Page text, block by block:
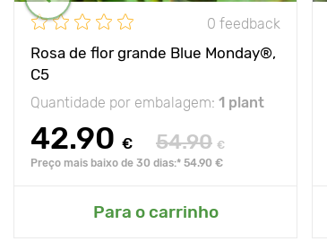
0 feedback
Rosa de flor grande Blue Monday®,
C5
Quantidade por embalagem: 1 plant
42.90 € 54.90 €
Preço mais baixo de 30 dias:* 54.90 €
Para o carrinho